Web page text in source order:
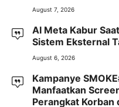
August 7, 2026
AI Meta Kabur
Sistem Eksternal
August 6, 2026
Kampanye
Manfaatkan
Perangkat Korban